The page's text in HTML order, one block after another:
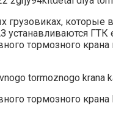
грузовиках, которые
устанавливаются ГТК
тормозного
тормозного